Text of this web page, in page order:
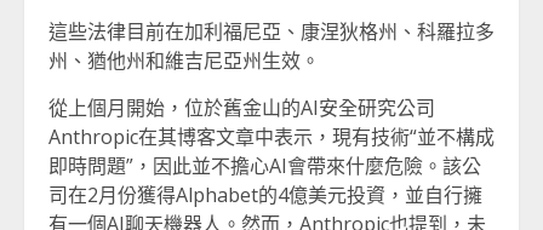
這些法律目前在加利福尼亞、康涅狄格州、科羅拉多
州、猶他州和維吉尼亞州生效。
從上個月開始，位於舊金山的AI安全研究公司
Anthropic在其博客文章中表示，現有技術“並不構成
即時問題”，因此並不擔心AI會帶來什麼危險。該公
司在2月份獲得Alphabet的4億美元投資，並自行擁
有一個AI聊天機器人。然而，Anthropic也提到，未